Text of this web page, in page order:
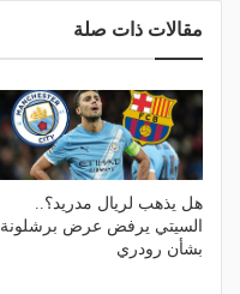
مقالات ذات صلة
هل يذهب لريال مدريد؟..
السيتي يرفض عرض برشلونة
بشأن رودري